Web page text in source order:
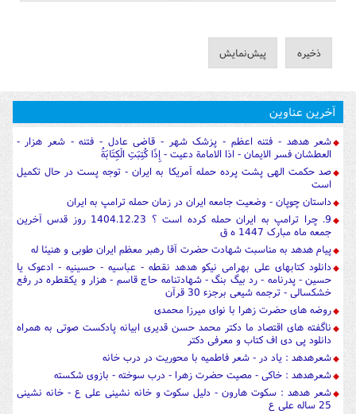
آخرین عناوین
شعر هدهد - فتنه اعظم - پزشک شهر - قاضی عادل - فتنه - شعر هزار -
العطشان فسر الایمان - اذا الامامة دعیت - إِذَا كُتِبَتِ الْكِتَابَةُ
صد حکمت الهی پشت پرده حمله آمریکا به ایران - توجه پست در حال تکمیل
است
داستان چوپان - وضعیت جامعه ایران در زمان حمله ترامپ به ایران
9. چرا ترامپ به ایران حمله کرده است ؟ 1404.12.23 روز قدس آخرین
جمعه ماه مبارک 1447 ه ق
پیام هدهد به مناسبت شهادت حضرت آقا رهبر معظم ایران طوبی و هنیئا له
دانلود کتابهای علی بهرامی نیکو هدهد نقطه - عباسیه - حسینیه - ادعوک یا
حسین - پدرنامه - رد بیگ بنگ - شهادتنامه حاج قاسم - هزار و یکقطره در رفع
خشکسالی - ترجمه شیعی برجزء 30 قرآن
روضه های حضرت زهرا با نوای میرزا محمدی
ناگفته های اقتصاد ما دکتر محمد حسن قدیری ابیانه پادکست صوتی به همراه
دانلود پی دی اف کتاب و معرفی دکتر
شعرهدهد : یاد در - شعر فاطمیه با محوریت در درب خانه
شعرهدهد : خاکی - مصیت حضرت زهرا - درب سوخته - بازوی شکسته
شعر هدهد : سکوت هارون - دلیل سکوت و خانه نشینی علی ع - خانه نشینی
25 ساله علی ع